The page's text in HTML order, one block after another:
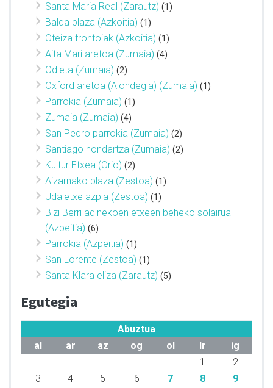
Santa Maria Real (Zarautz) (1)
Balda plaza (Azkoitia) (1)
Oteiza frontoiak (Azkoitia) (1)
Aita Mari aretoa (Zumaia) (4)
Odieta (Zumaia) (2)
Oxford aretoa (Alondegia) (Zumaia) (1)
Parrokia (Zumaia) (1)
Zumaia (Zumaia) (4)
San Pedro parrokia (Zumaia) (2)
Santiago hondartza (Zumaia) (2)
Kultur Etxea (Orio) (2)
Aizarnako plaza (Zestoa) (1)
Udaletxe azpia (Zestoa) (1)
Bizi Berri adinekoen etxeen beheko solairua
(Azpeitia) (6)
Parrokia (Azpeitia) (1)
San Lorente (Zestoa) (1)
Santa Klara eliza (Zarautz) (5)
Egutegia
Abuztua
al
ar az og ol lr
ig
1
2
3
4 5 6 7 8
9